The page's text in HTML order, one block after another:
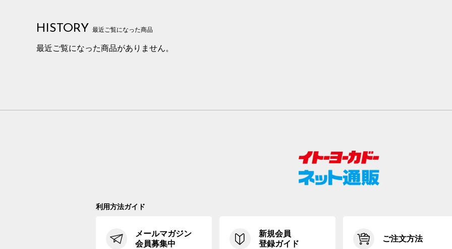
HISTORY 最近ご覧になった商品
最近ご覧になった商品がありません。
利用方法ガイド
メールマガジン
会員募集中
新規会員
登録ガイド
ご注文方法